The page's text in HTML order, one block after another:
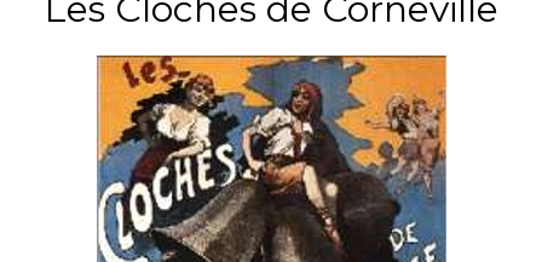
Les Cloches de Corneville